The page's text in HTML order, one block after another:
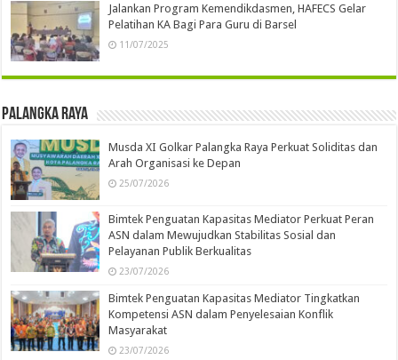
Jalankan Program Kemendikdasmen, HAFECS Gelar
Pelatihan KA Bagi Para Guru di Barsel
11/07/2025
Palangka Raya
Musda XI Golkar Palangka Raya Perkuat Soliditas dan
Arah Organisasi ke Depan
25/07/2026
Bimtek Penguatan Kapasitas Mediator Perkuat Peran
ASN dalam Mewujudkan Stabilitas Sosial dan
Pelayanan Publik Berkualitas
23/07/2026
Bimtek Penguatan Kapasitas Mediator Tingkatkan
Kompetensi ASN dalam Penyelesaian Konflik
Masyarakat
23/07/2026